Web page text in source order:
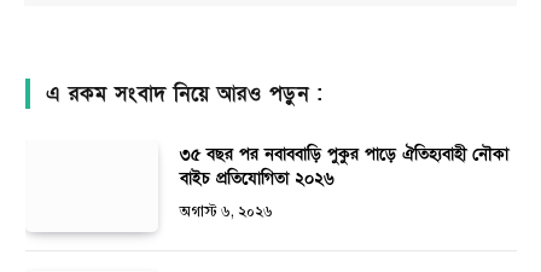
এ রকম সংবাদ নিয়ে আরও পড়ুন :
৩৫ বছর পর নবাববাড়ি পুকুর পাড়ে ঐতিহ্যবাহী নৌকা
বাইচ প্রতিযোগিতা ২০২৬
অগাস্ট ৬, ২০২৬